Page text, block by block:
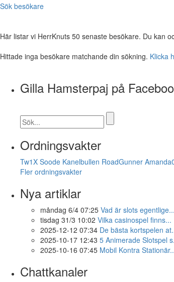
Sök besökare
Här listar vi HerrKnuts 50 senaste besökare. Du kan
Hittade inga besökare matchande din sökning. Klicka
Gilla Hamsterpaj på
Ordningsvakter
Tw1X Soode Kanelbullen RoadGunner
Fler ordningsvakter
Nya artiklar
måndag 6/4 07:25 Vad är slots egentlige...
tisdag 31/3 10:02 Vilka casinospel finns...
2025-12-12 07:34 De bästa kortspelen
2025-10-17 12:43 5 Animerade Slotspel
2025-10-16 07:45 Mobil Kontra
Chattkanaler